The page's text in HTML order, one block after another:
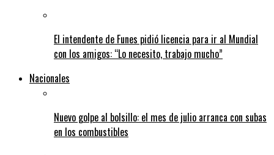
El intendente de Funes pidió licencia para ir al Mundial
con los amigos: “Lo necesito, trabajo mucho”
Nacionales
Nuevo golpe al bolsillo: el mes de julio arranca con subas
en los combustibles